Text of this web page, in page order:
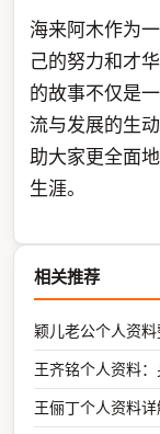
海来阿木作为
己的努力和才
的故事不仅是
流与发展的生
助大家更全面
生涯。
相关推荐
颖儿老公个人资
王齐铭个人资料
王俪丁个人资料